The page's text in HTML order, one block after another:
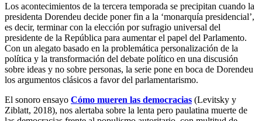
Los acontecimientos de la tercera temporada se precipitan cuando la
presidenta Dorendeu decide poner fin a la ‘monarquía presidencial’,
es decir, terminar con la elección por sufragio universal del
presidente de la República para aumentar el papel del Parlamento.
Con un alegato basado en la problemática personalización de la
política y la transformación del debate político en una discusión
sobre ideas y no sobre personas, la serie pone en boca de Dorendeu
los argumentos clásicos a favor del parlamentarismo.
El sonoro ensayo Cómo mueren las democracias (Levitsky y
Ziblatt, 2018), nos alertaba sobre la lenta pero paulatina muerte de